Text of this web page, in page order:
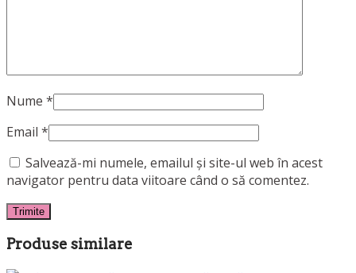
Nume *
Email *
Salvează-mi numele, emailul și site-ul web în acest
navigator pentru data viitoare când o să comentez.
Produse similare